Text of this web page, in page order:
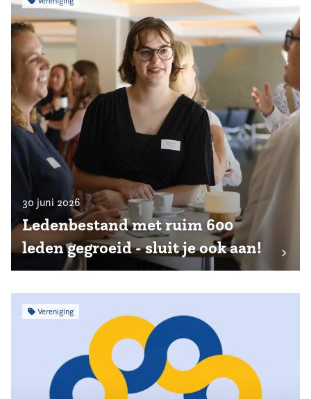
30 juni 2026
Ledenbestand met ruim 600
leden gegroeid - sluit je ook aan!
Vereniging